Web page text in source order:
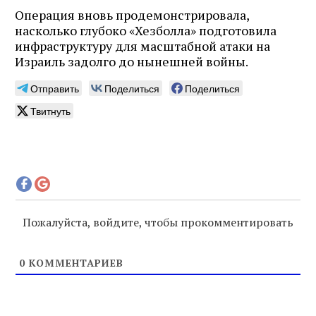
Операция вновь продемонстрировала,
насколько глубоко «Хезболла» подготовила
инфраструктуру для масштабной атаки на
Израиль задолго до нынешней войны.
Отправить Поделиться
Поделиться
Твитнуть
Пожалуйста, войдите, чтобы прокомментировать
0 КОММЕНТАРИЕВ